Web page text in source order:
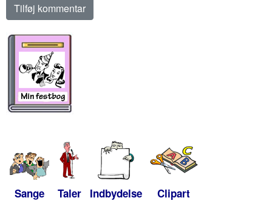
Sange Taler Indbydelse Clipart